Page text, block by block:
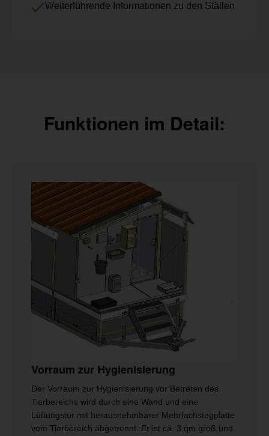
Weiterführende Informationen zu den Ställen
Funktionen im Detail:
Vorraum zur Hygienisierung
Der Vorraum zur Hygienisierung vor Betreten des
Tierbereichs wird durch eine Wand und eine
Lüftungstür mit herausnehmbarer Mehrfachstegplatte
vom Tierbereich abgetrennt. Er ist ca. 3 qm groß und